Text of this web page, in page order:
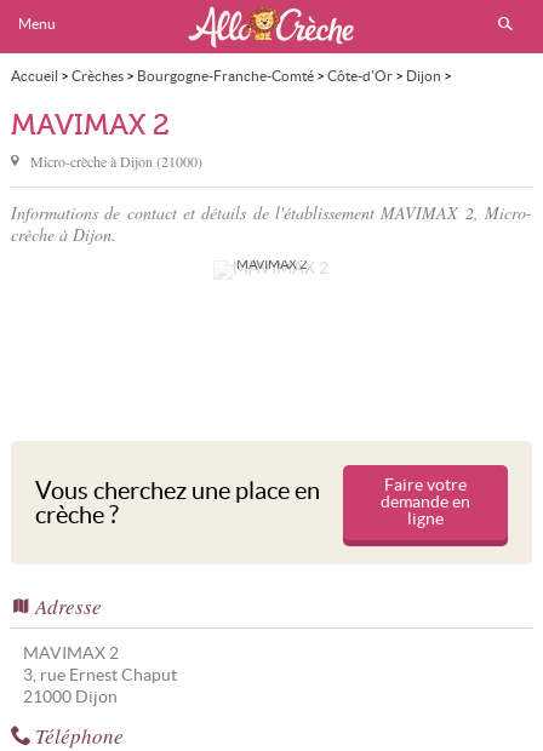
Menu
Accueil > Crèches> Bourgogne-Franche-Comté> Côte-d'Or> Dijon >
MAVIMAX 2
MAVIMAX 2
Micro-crèche àDijon (21000)
Informations de contact et détails de l'établissement MAVIMAX 2, Micro-
crèche à Dijon.
MAVIMAX 2
Vous cherchez une place en
crèche ?
Faire votre
demande en
ligne
Adresse
MAVIMAX 2
3, rue Ernest Chaput
21000 Dijon
Téléphone